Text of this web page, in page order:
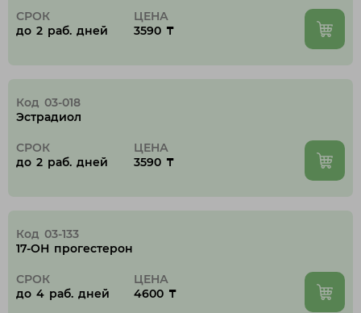
СРОК
до 2 раб. дней
ЦЕНА
3590 ₸
Код 03-018
Эстрадиол
СРОК
до 2 раб. дней
ЦЕНА
3590 ₸
Код 03-133
17-ОН прогестерон
СРОК
до 4 раб. дней
ЦЕНА
4600 ₸